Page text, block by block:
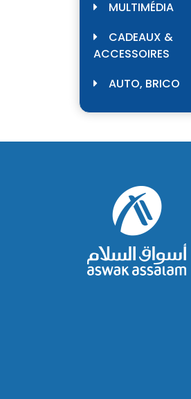
MULTIMÉDIA
CADEAUX &
ACCESSOIRES
AUTO, BRICO